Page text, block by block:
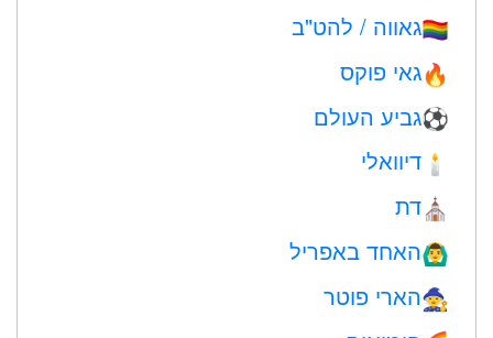
🏳️‍🌈גאווה / להט"ב
🔥גאי פוקס
⚽גביע העולם
🕯 דיוואלי
⛪️דת
🙆‍♂️האחד באפריל
🧙הארי פוטר